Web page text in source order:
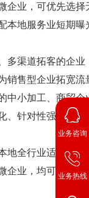
企业，可优先选
本地服务业短期
多渠道拓客的企
销售型企业拓宽
中小加工、商贸
、针对性强，聚
地全行业适配、
企业，均可匹配
业务咨询
业务热线